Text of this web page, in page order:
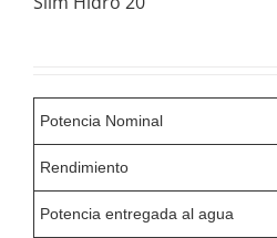
página
producto
Potencia Nominal
Rendimiento
Potencia entregada al agua